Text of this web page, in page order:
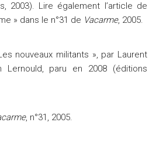
2003). Lire également l’article de
» dans le n°31 de Vacarme, 2005.
nouveaux militants », par Laurent
Lernould, paru en 2008 (éditions
, n°31, 2005.